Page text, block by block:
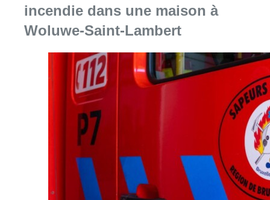
incendie dans une maison à
Woluwe-Saint-Lambert